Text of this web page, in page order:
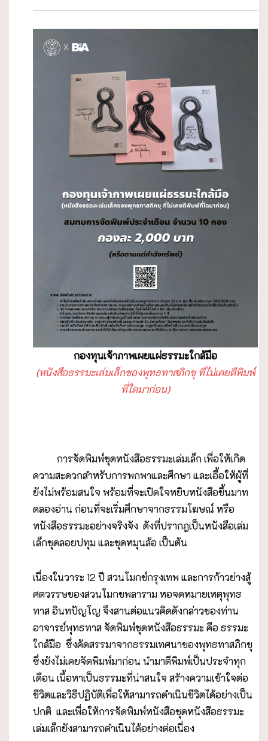
กองทุนเจ้าภาพเผยแผ่ธรรมะใกล้มือ
(หนังสือธรรมะเล่มเล็กของพุทธทาสภิกขุ ที่ไม่เคยตีพิมพ์
ที่ใดมาก่อน)
การจัดพิมพ์ชุดหนังสือธรรมะเล่มเล็ก เพื่อให้เกิด
ความสะดวกสำหรับการพกพาและศึกษา และเอื้อให้ผู้ที่
ยังไม่พร้อมสนใจ พร้อมที่จะเปิดใจหยิบหนังสือขึ้นมาท
ดลองอ่าน ก่อนที่จะเริ่มศึกษาจากธรรมโฆษณ์ หรือ
หนังสือธรรมะอย่างจริงจัง ดังที่ปรากฎเป็นหนังสือเล่ม
เล็กชุดลอยปทุม และชุดหมุนล้อ เป็นต้น
เนื่องในวาระ 12 ปี สวนโมกข์กรุงเทพ และการก้าวย่างสู้
ศตวรรษของสวนโมกขพลาราม หอจดหมายเหตุพุทธ
ทาส อินทปัญโญ จึงสานต่อแนวคิดดังกล่าวของท่าน
อาจารย์พุทธทาส จัดพิมพ์ชุดหนังสือธรรมะ คือ ธรรมะ
ใกล้มือ ซึ่งคัดสรรมาจากธรรมเทศนาของพุทธทาสภิกขุ
ซึ่งยังไม่เคยจัดพิมพ์มาก่อน นำมาตีพิมพ์เป็นประจำทุก
เดือน เนื้อหาเป็นธรรมะที่น่าสนใจ สร้างความเข้าใจต่อ
ชีวิตและวิธีปฏิบัติเพื่อให้สามารถดำเนินชีวิตได้อย่างเป็น
ปกติ และเพื่อให้การจัดพิมพ์หนังสือชุดหนังสือธรรมะ
เล่มเล็กยังสามารถดำเนินได้อย่างต่อเนื่อง